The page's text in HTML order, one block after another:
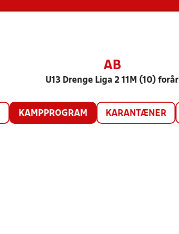
AB
U13 Drenge Liga 2 11M (10) forår
KAMPPROGRAM KARANTÆNER